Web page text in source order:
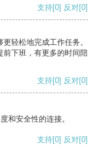
支持[0] 反对[0]
轻松地完成工作任务。
前下班，有更多的时间陪
支持[0] 反对[0]
和安全性的连接。
支持[0] 反对[0]